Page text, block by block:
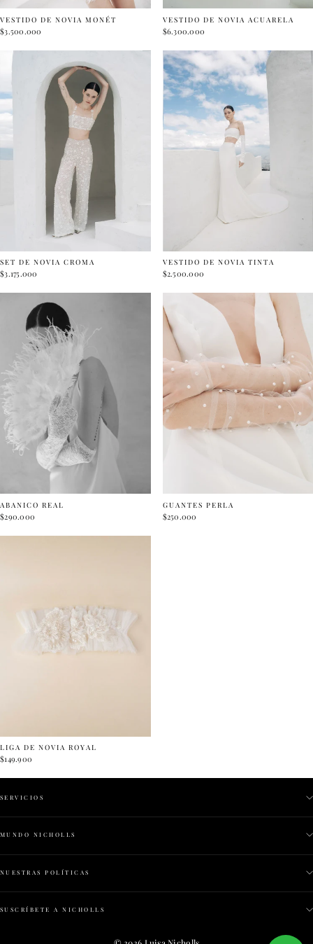
VESTIDO DE NOVIA MONÉT
$3.500.000
VESTIDO DE NOVIA ACUARELA
$6.300.000
SET DE NOVIA CROMA
$3.175.000
VESTIDO DE NOVIA TINTA
$2.500.000
ABANICO REAL
$290.000
GUANTES PERLA
$250.000
LIGA DE NOVIA ROYAL
$149.900
SERVICIOS
MUNDO NICHOLLS
NUESTRAS POLÍTICAS
SUSCRÍBETE A NICHOLLS